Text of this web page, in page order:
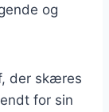
og
der skæres
for sin